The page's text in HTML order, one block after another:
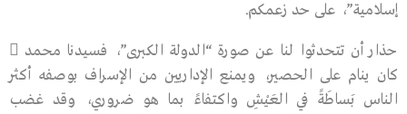
إسلامية”، على حد زعمكم.
حذار أن تتحدثوا لنا عن صورة “الدولة الكبرى”، فسيدنا محمد 
كان ينام على الحصير، ويمنع الإداريين من الإسراف بوصفه أكثر
الناس بَساطَةً في العَيْشِ واكتفاءً بما هو ضروري، وقد غضب